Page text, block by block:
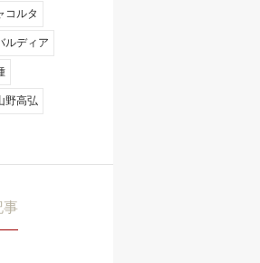
コルタ
ルディア
野高弘